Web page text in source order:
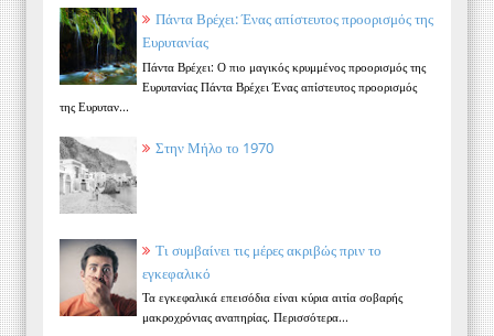
Πάντα Βρέχει: Ένας απίστευτος προορισμός της
Ευρυτανίας
Πάντα Βρέχει: Ο πιο μαγικός κρυμμένος προορισμός της
Ευρυτανίας Πάντα Βρέχει Ένας απίστευτος προορισμός
της Ευρυταν...
Στην Μήλο το 1970
Τι συμβαίνει τις μέρες ακριβώς πριν το
εγκεφαλικό
Τα εγκεφαλικά επεισόδια είναι κύρια αιτία σοβαρής
μακροχρόνιας αναπηρίας. Περισσότερα...